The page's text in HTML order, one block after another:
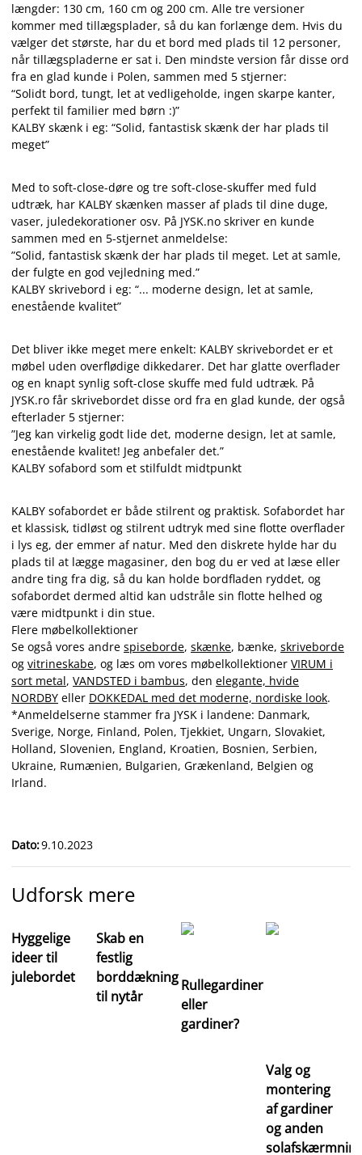
længder: 130 cm, 160 cm og 200 cm. Alle tre versioner
kommer med tillægsplader, så du kan forlænge dem. Hvis du
vælger det største, har du et bord med plads til 12 personer,
når tillægspladerne er sat i. Den mindste version får disse ord
fra en glad kunde i Polen, sammen med 5 stjerner:
“Solidt bord, tungt, let at vedligeholde, ingen skarpe kanter,
perfekt til familier med børn :)”
KALBY skænk i eg: “Solid, fantastisk skænk der har plads til
meget”
Med to soft-close-døre og tre soft-close-skuffer med fuld
udtræk, har KALBY skænken masser af plads til dine duge,
vaser, juledekorationer osv. På JYSK.no skriver en kunde
sammen med en 5-stjernet anmeldelse:
”Solid, fantastisk skænk der har plads til meget. Let at samle,
der fulgte en god vejledning med.”
KALBY skrivebord i eg: “... moderne design, let at samle,
enestående kvalitet”
Det bliver ikke meget mere enkelt: KALBY skrivebordet er et
møbel uden overflødige dikkedarer. Det har glatte overflader
og en knapt synlig soft-close skuffe med fuld udtræk. På
JYSK.ro får skrivebordet disse ord fra en glad kunde, der også
efterlader 5 stjerner:
”Jeg kan virkelig godt lide det, moderne design, let at samle,
enestående kvalitet! Jeg anbefaler det.”
KALBY sofabord som et stilfuldt midtpunkt
KALBY sofabordet er både stilrent og praktisk. Sofabordet har
et klassisk, tidløst og stilrent udtryk med sine flotte overflader
i lys eg, der emmer af natur. Med den diskrete hylde har du
plads til at lægge magasiner, den bog du er ved at læse eller
andre ting fra dig, så du kan holde bordfladen ryddet, og
sofabordet dermed altid kan udstråle sin flotte helhed og
være midtpunkt i din stue.
Flere møbelkollektioner
Se også vores andre spiseborde, skænke, bænke, skriveborde
og vitrineskabe, og læs om vores møbelkollektioner VIRUM i
sort metal, VANDSTED i bambus, den elegante, hvide
NORDBY eller DOKKEDAL med det moderne, nordiske look.
*Anmeldelserne stammer fra JYSK i landene: Danmark,
Sverige, Norge, Finland, Polen, Tjekkiet, Ungarn, Slovakiet,
Holland, Slovenien, England, Kroatien, Bosnien, Serbien,
Ukraine, Rumænien, Bulgarien, Grækenland, Belgien og
Irland.
Dato:9.10.2023
Udforsk mere
Hyggelige
ideer til
julebordet
Skab en
festlig
borddækning
til nytår
Rullegardiner
eller
gardiner?
Valg og
montering
af gardiner
og anden